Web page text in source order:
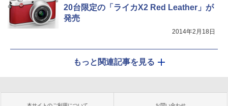
20台限定の「ライカX2 Red Leather」が
発売
2014年2月18日
もっと関連記事を見る